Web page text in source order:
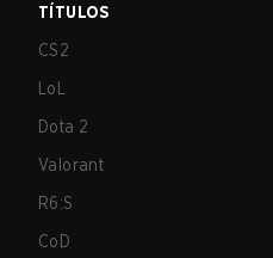
TÍTULOS
CS2
LoL
Dota 2
Valorant
R6:S
CoD